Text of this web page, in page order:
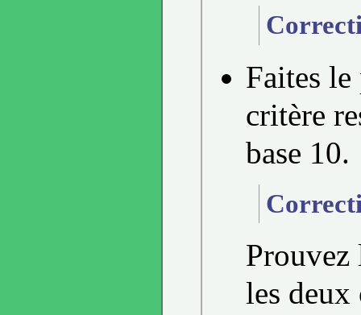
Faites
critère
base 10.
Prouvez
les deux